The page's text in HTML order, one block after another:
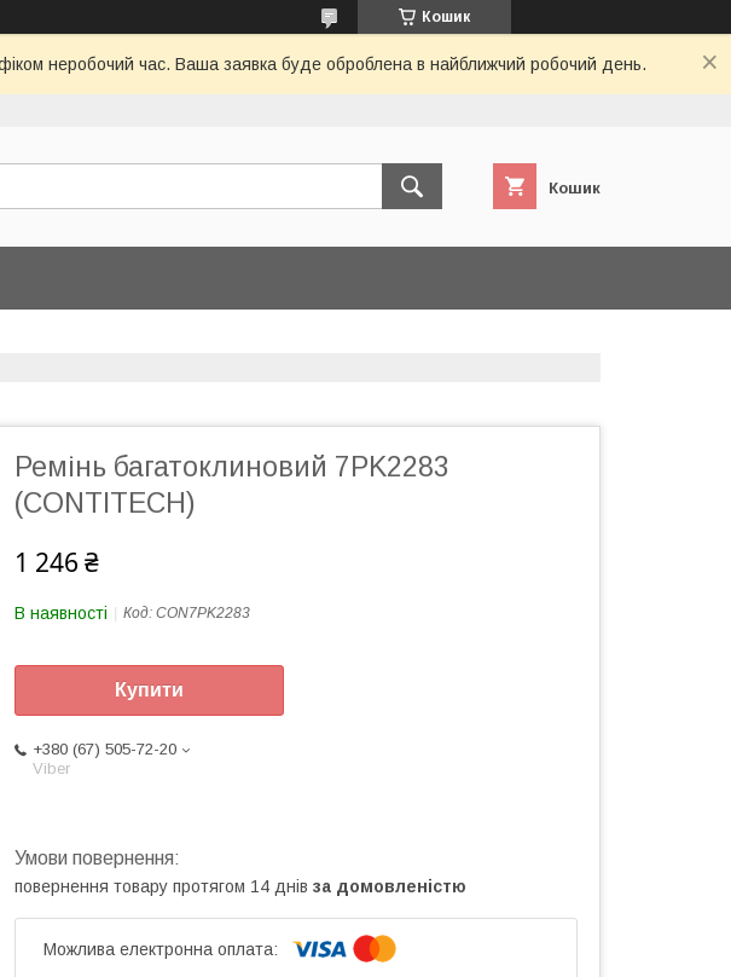
Кошик
неробочий час. Ваша заявка буде оброблена в найближчий робочий день.
Кошик
Ремінь багатоклиновий 7PK2283
(CONTITECH)
1 246 ₴
В наявності Код: CON7PK2283
Купити
+380 (67) 505-72-20
Viber
повернення товару протягом 14 днів за домовленістю